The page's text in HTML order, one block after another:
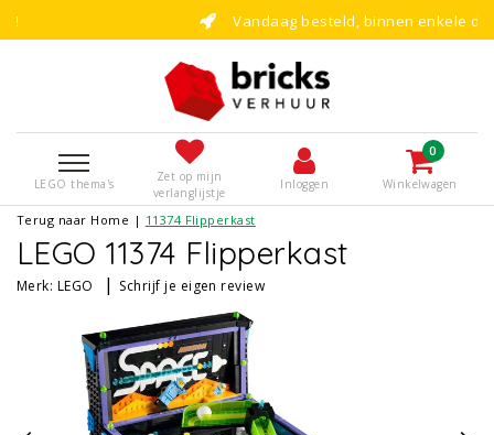
Vandaag besteld, binnen enkele dagen bouwen!
LEGO thema's
Zet op mijn
verlanglijstje
Inloggen
0
Winkelwagen
Terug naar Home | 11374 Flipperkast
LEGO 11374 Flipperkast
Merk: LEGO | Schrijf je eigen review